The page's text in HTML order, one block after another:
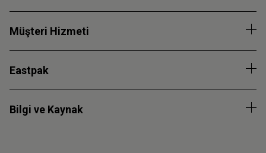
Müşteri Hizmeti
Eastpak
Bilgi ve Kaynak